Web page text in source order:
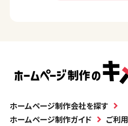
ホームページ制作会社を探す
ホームページ制作ガイド
ご利